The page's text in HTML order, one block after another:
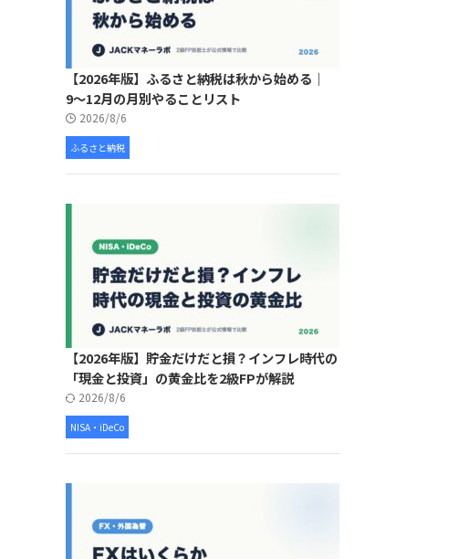
【2026年版】ふるさと納税は秋から始める｜
9〜12月の月別やることリスト
2026/8/6
ふるさと納税
【2026年版】貯金だけだと損？インフレ時代の
「現金と投資」の黄金比を2級FPが解説
2026/8/6
NISA・iDeCo